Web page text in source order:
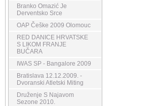
Branko Omazić Je
Derventsko Srce
OAP Češke 2009 Olomouc
RED DANICE HRVATSKE
S LIKOM FRANJE
BUČARA
IWAS SP - Bangalore 2009
Bratislava 12.12.2009. -
Dvoranski Atletski Miting
Druženje S Najavom
Sezone 2010.